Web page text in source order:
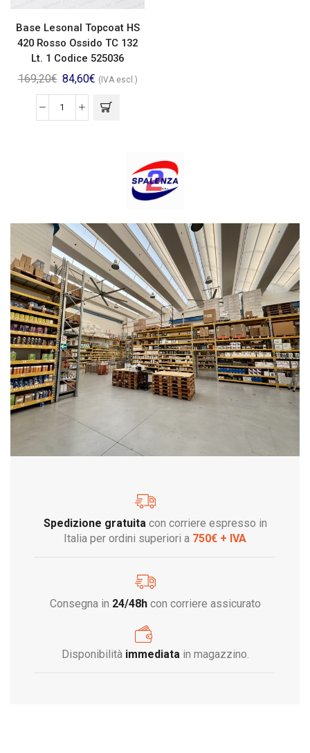
Base Lesonal Topcoat HS
420 Rosso Ossido TC 132
Lt. 1 Codice 525036
169,20€ 84,60€ (IVA escl.)
Spedizione gratuitacon corriere espresso in
Italia per ordini superiori a 750€ + IVA
Consegna in 24/48hcon corriere assicurato
Disponibilità immediatain magazzino.